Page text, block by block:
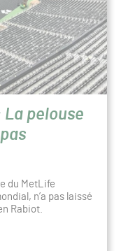
La pelouse
du MetLife
n’a pas laissé
Rabiot.